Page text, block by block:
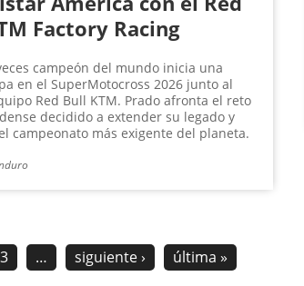
Factory Racing
campeón del mundo inicia una
en el SuperMotocross 2026 junto al
Red Bull KTM. Prado afronta el reto
decidido a extender su legado y
campeonato más exigente del planeta.
3 … siguiente › última »